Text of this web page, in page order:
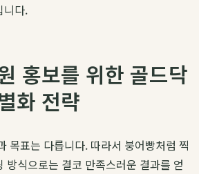
니다.
홍보를 위한 골드닥
화 전략
목표는 다릅니다. 따라서 붕어빵처럼 찍
방식으로는 결코 만족스러운 결과를 얻